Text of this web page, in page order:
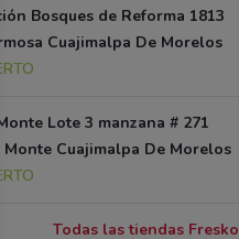
Bosques de Reforma 1813
Cuajimalpa De Morelos
Monte Lote 3 manzana # 271
Monte Cuajimalpa De Morelos
Todas las tiendas Fresko